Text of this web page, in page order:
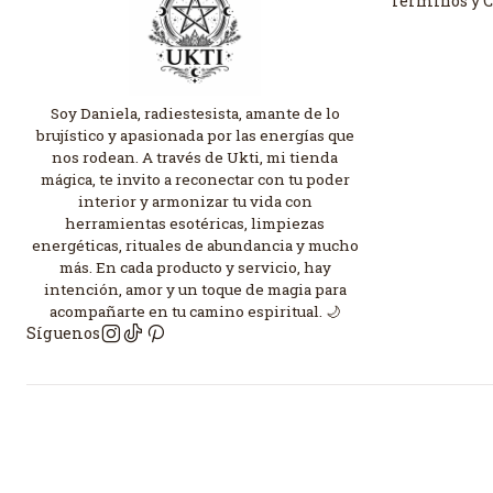
Soy Daniela, radiestesista, amante de lo
brujístico y apasionada por las energías que
nos rodean. A través de Ukti, mi tienda
mágica, te invito a reconectar con tu poder
interior y armonizar tu vida con
herramientas esotéricas, limpiezas
energéticas, rituales de abundancia y mucho
más. En cada producto y servicio, hay
intención, amor y un toque de magia para
acompañarte en tu camino espiritual. 🌙
Síguenos